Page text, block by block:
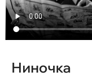
Ниночка